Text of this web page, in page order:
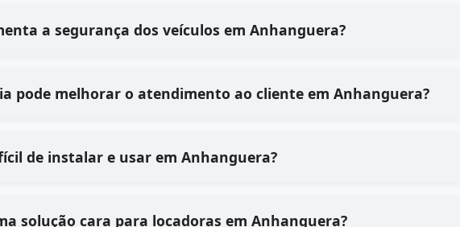
a segurança dos veículos em Anhanguera?
pode melhorar o atendimento ao cliente em Anhanguera?
de instalar e usar em Anhanguera?
solução cara para locadoras em Anhanguera?